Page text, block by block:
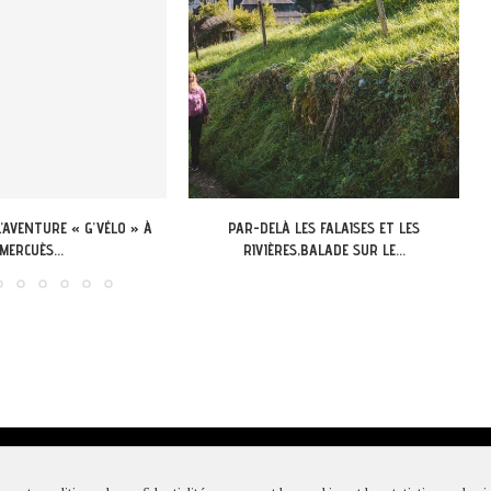
LES FALAISES ET LES
SUR LE...
APPEL A CANDIDATURE 13-18 ANS DU LOT:
LANCEMENT DU...